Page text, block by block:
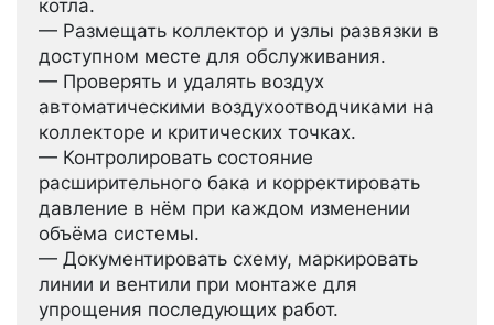
котла.
— Размещать коллектор и узлы развязки в
доступном месте для обслуживания.
— Проверять и удалять воздух
автоматическими воздухоотводчиками на
коллекторе и критических точках.
— Контролировать состояние
расширительного бака и корректировать
давление в нём при каждом изменении
объёма системы.
— Документировать схему, маркировать
линии и вентили при монтаже для
упрощения последующих работ.